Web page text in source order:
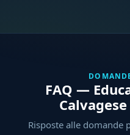
FAQ —
Risposte alle domande